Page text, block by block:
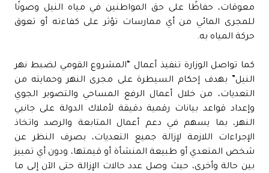
معوقات، حفاظًا على حق المواطنين في مياه النيل وصونًا
للمجرى المائي من أي ممارسات تؤثر على كفاءته أو تعوق
حركة المياه به.
كما تواصل الوزارة تنفيذ أعمال “المشروع القومي لضبط نهر
النيل” بهدف إحكام السيطرة على مجرى النهر وحمايته من
التعديات، من خلال أعمال الرفع المساحي والتصوير الجوي
وإعداد قواعد بيانات رقمية دقيقة لأملاك الدولة على جانبي
النهر، بما يسهم في دعم أعمال المتابعة والرصد واتخاذ
الإجراءات اللازمة لإزالة جميع التعديات، بصرف النظر عن
شخص المتعدي أو طبيعة المنشأة أو قيمتها، ودون أي تمييز
بين حالة وأخرى، حيث وصل عدد حالات الإزالة حتى الآن إلى ما